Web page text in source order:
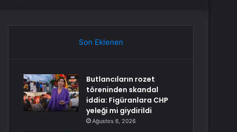
Son Eklenen
Butlancıların rozet
töreninden skandal
iddia: Figüranlara CHP
yeleği mi giydirildi
Ağustos 6, 2026